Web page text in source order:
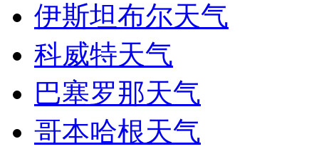
伊斯坦布尔天气
科威特天气
巴塞罗那天气
哥本哈根天气